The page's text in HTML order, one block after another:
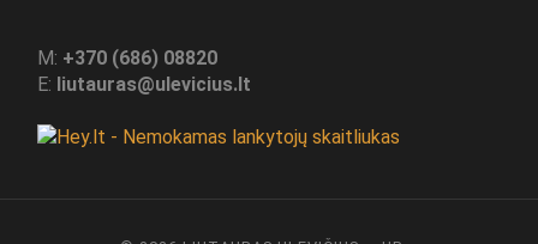
M: +370 (686) 08820
E: liutauras@ulevicius.lt